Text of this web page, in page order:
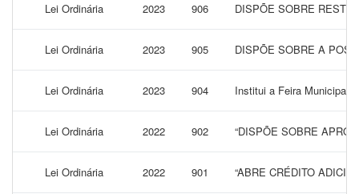
Lei Ordinária 2023 906 DISPÕE SOBRE
Lei Ordinária 2023 905 DISPÕE SOBRE A
Lei Ordinária 2023 904 Institui a Feira Municipal
Lei Ordinária 2022 902 “DISPÕE SOBRE
Lei Ordinária 2022 901 “ABRE CRÉDITO